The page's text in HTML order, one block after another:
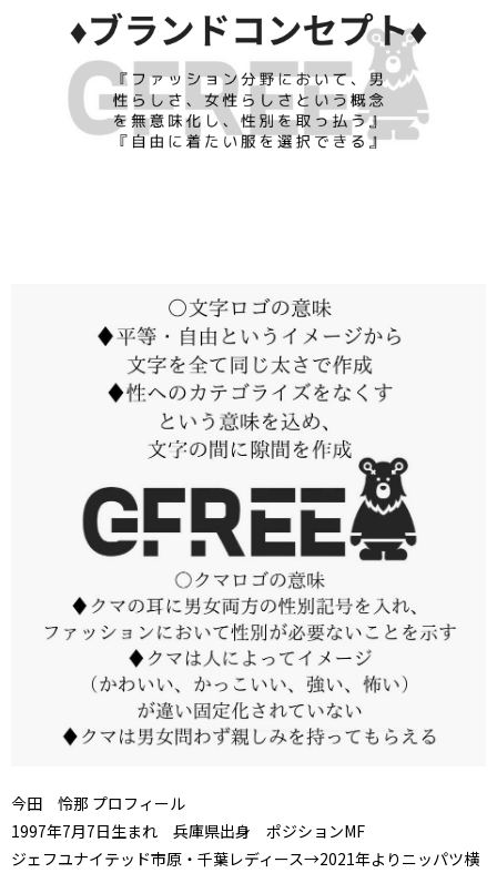
今田 怜那 プロフィール
1997年7月7日生まれ 兵庫県出身 ポジションMF
ジェフユナイテッド市原・千葉レディース→2021年よりニッパツ横